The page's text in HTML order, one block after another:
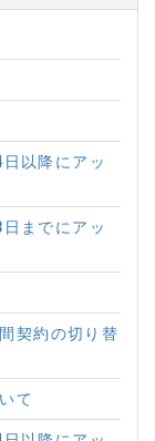
以降にアッ
までにアッ
契約の切り替
て